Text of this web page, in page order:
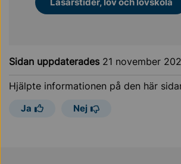
Sidan uppdaterades 21 november
Hjälpte informationen på den här
Ja Nej